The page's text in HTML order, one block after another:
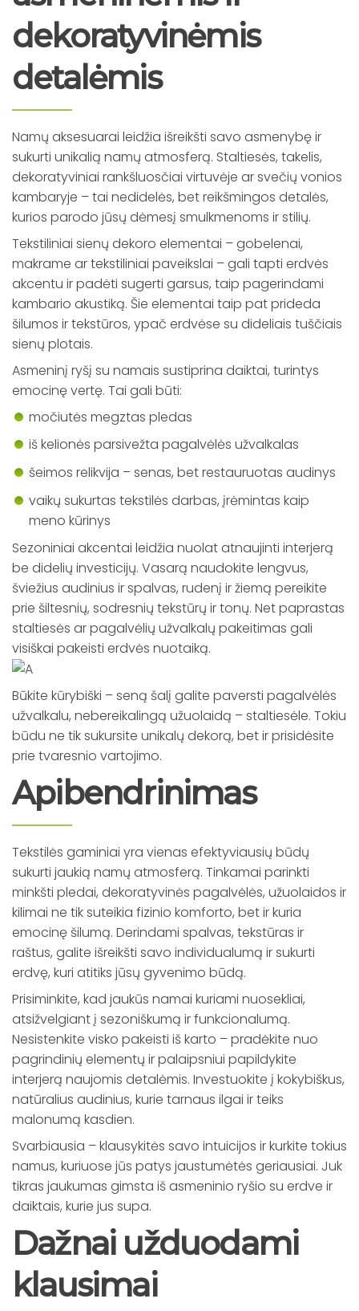
dekoratyvinėmis
detalėmis
Namų aksesuarai leidžia išreikšti savo asmenybę ir
sukurti unikalią namų atmosferą. Staltiesės, takelis,
dekoratyviniai rankšluosčiai virtuvėje ar svečių vonios
kambaryje – tai nedidelės, bet reikšmingos detalės,
kurios parodo jūsų dėmesį smulkmenoms ir stilių.
Tekstiliniai sienų dekoro elementai – gobelenai,
makrame ar tekstiliniai paveikslai – gali tapti erdvės
akcentu ir padėti sugerti garsus, taip pagerindami
kambario akustiką. Šie elementai taip pat prideda
šilumos ir tekstūros, ypač erdvėse su dideliais tuščiais
sienų plotais.
Asmeninį ryšį su namais sustiprina daiktai, turintys
emocinę vertę. Tai gali būti:
močiutės megztas pledas
iš kelionės parsivežta pagalvėlės užvalkalas
šeimos relikvija – senas, bet restauruotas audinys
vaikų sukurtas tekstilės darbas, įrėmintas kaip
meno kūrinys
Sezoniniai akcentai leidžia nuolat atnaujinti interjerą
be didelių investicijų. Vasarą naudokite lengvus,
šviežius audinius ir spalvas, rudenį ir žiemą pereikite
prie šiltesnių, sodresnių tekstūrų ir tonų. Net paprastas
staltiesės ar pagalvėlių užvalkalų pakeitimas gali
visiškai pakeisti erdvės nuotaiką.
Būkite kūrybiški – seną šalį galite paversti pagalvėlės
užvalkalu, nebereikalingą užuolaidą – staltiesėle. Tokiu
būdu ne tik sukursite unikalų dekorą, bet ir prisidėsite
prie tvaresnio vartojimo.
Apibendrinimas
Tekstilės gaminiai yra vienas efektyviausių būdų
sukurti jaukią namų atmosferą. Tinkamai parinkti
minkšti pledai, dekoratyvinės pagalvėlės, užuolaidos ir
kilimai ne tik suteikia fizinio komforto, bet ir kuria
emocinę šilumą. Derindami spalvas, tekstūras ir
raštus, galite išreikšti savo individualumą ir sukurti
erdvę, kuri atitiks jūsų gyvenimo būdą.
Prisiminkite, kad jaukūs namai kuriami nuosekliai,
atsižvelgiant į sezoniškumą ir funkcionalumą.
Nesistenkite visko pakeisti iš karto – pradėkite nuo
pagrindinių elementų ir palaipsniui papildykite
interjerą naujomis detalėmis. Investuokite į kokybiškus,
natūralius audinius, kurie tarnaus ilgai ir teiks
malonumą kasdien.
Svarbiausia – klausykitės savo intuicijos ir kurkite tokius
namus, kuriuose jūs patys jaustumėtės geriausiai. Juk
tikras jaukumas gimsta iš asmeninio ryšio su erdve ir
daiktais, kurie jus supa.
Dažnai užduodami
klausimai